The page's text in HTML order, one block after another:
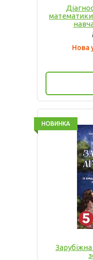
математики
Нова
НОВИНКА